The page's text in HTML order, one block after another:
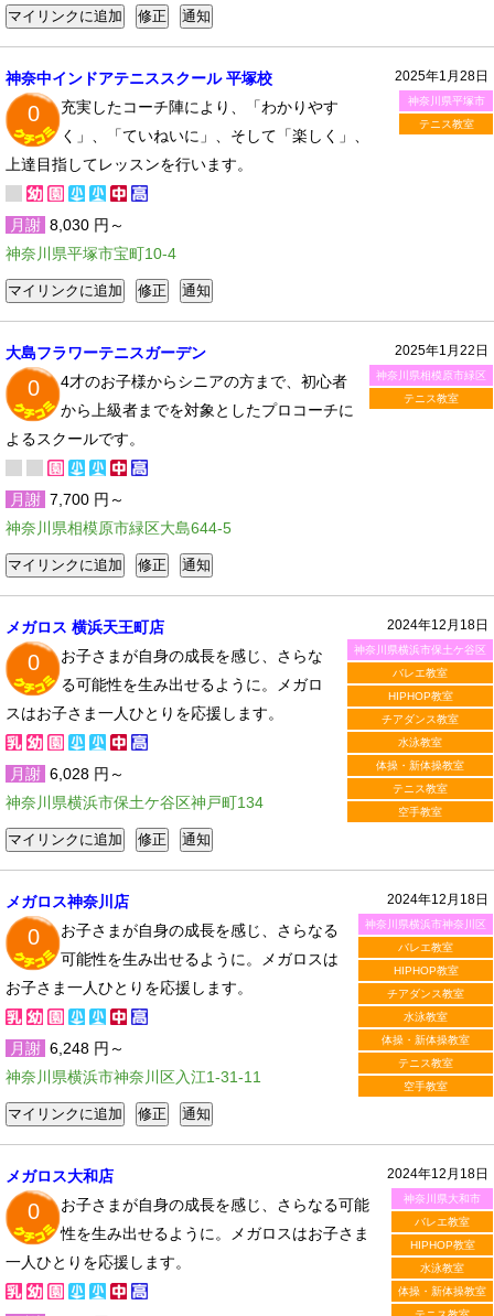
2025年1月28日
神奈川県平塚市
テニス教室
神奈中インドアテニススクール 平塚校
0
充実したコーチ陣により、「わかりやす
く」、「ていねいに」、そして「楽しく」、
上達目指してレッスンを行います。
月謝 8,030 円～
神奈川県平塚市宝町10-4
2025年1月22日
神奈川県相模原市緑区
テニス教室
大島フラワーテニスガーデン
0
4才のお子様からシニアの方まで、初心者
から上級者までを対象としたプロコーチに
よるスクールです。
月謝 7,700 円～
神奈川県相模原市緑区大島644-5
2024年12月18日
神奈川県横浜市保土ケ谷区
バレエ教室
HIPHOP教室
チアダンス教室
水泳教室
体操・新体操教室
テニス教室
空手教室
メガロス 横浜天王町店
0
お子さまが自身の成長を感じ、さらな
る可能性を生み出せるように。メガロ
スはお子さま一人ひとりを応援します。
月謝 6,028 円～
神奈川県横浜市保土ケ谷区神戸町134
2024年12月18日
神奈川県横浜市神奈川区
バレエ教室
HIPHOP教室
チアダンス教室
水泳教室
体操・新体操教室
テニス教室
空手教室
メガロス神奈川店
0
お子さまが自身の成長を感じ、さらなる
可能性を生み出せるように。メガロスは
お子さま一人ひとりを応援します。
月謝 6,248 円～
神奈川県横浜市神奈川区入江1-31-11
2024年12月18日
神奈川県大和市
バレエ教室
HIPHOP教室
水泳教室
体操・新体操教室
メガロス大和店
0
お子さまが自身の成長を感じ、さらなる可能
性を生み出せるように。メガロスはお子さま
一人ひとりを応援します。